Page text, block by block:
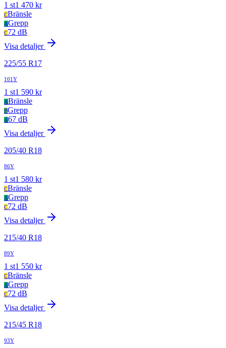
1 st1 470 kr
CBränsle
AGrepp
C72 dB
Visa detaljer
225/55 R17
101Y
1 st1 590 kr
ABränsle
BGrepp
A67 dB
Visa detaljer
205/40 R18
86Y
1 st1 580 kr
CBränsle
AGrepp
C72 dB
Visa detaljer
215/40 R18
89Y
1 st1 550 kr
CBränsle
AGrepp
C72 dB
Visa detaljer
215/45 R18
93Y